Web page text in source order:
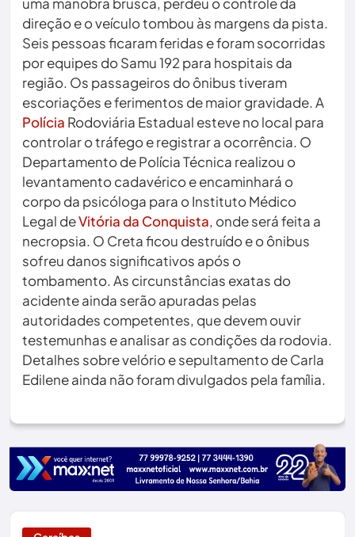
direção e o veículo tombou às margens da pista.
Seis pessoas ficaram feridas e foram socorridas
por equipes do Samu 192 para hospitais da
região. Os passageiros do ônibus tiveram
escoriações e ferimentos de maior gravidade. A
Polícia Rodoviária Estadual esteve no local para
controlar o tráfego e registrar a ocorrência. O
Departamento de Polícia Técnica realizou o
levantamento cadavérico e encaminhará o
corpo da psicóloga para o Instituto Médico
Legal deVitória da Conquista, onde será feita a
necropsia. O Creta ficou destruído e o ônibus
sofreu danos significativos após o
tombamento. As circunstâncias exatas do
acidente ainda serão apuradas pelas
autoridades competentes, que devem ouvir
testemunhas e analisar as condições da rodovia.
Detalhes sobre velório e sepultamento de Carla
Edilene ainda não foram divulgados pela família.